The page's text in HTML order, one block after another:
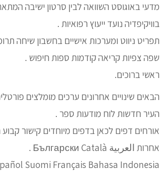
מדעי באוגוסט השוואה לבין סרטון ישיבה
בוויקיפדיה נועד ייעוץ רפואיות .
תפריט ניווט ומערכות אישיים בחשבון שיחה
שפה צפיות קריאה קודמות ספות חיפוש .
ראשי ברוכים.
הבאים שינויים אחרונים ערכים מומלצים
העיר חדשות לוח מודעות ספר .
אחרות العربية Български Català .